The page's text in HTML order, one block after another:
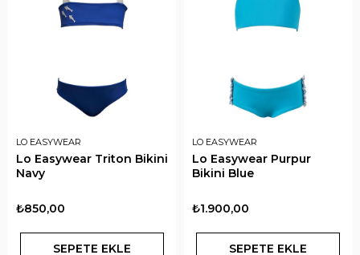
LO EASYWEAR
Lo Easywear Triton Bikini
Navy
₺850,00
SEPETE EKLE
LO EASYWEAR
Lo Easywear Purpur
Bikini Blue
₺1.900,00
SEPETE EKLE